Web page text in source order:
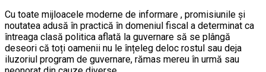
Cu toate mijloacele moderne de informare , promisiunile și
noutatea adusă în practică în domeniul fiscal a determinat ca
întreaga clasă politica aflată la guvernare să se plângă
deseori că toți oamenii nu le înțeleg deloc rostul sau deja
iluzoriul program de guvernare, rămas mereu în urmă sau